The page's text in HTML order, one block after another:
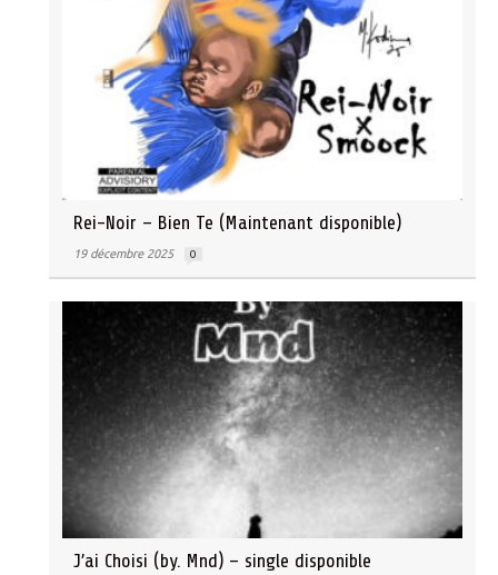
Rei-Noir – Bien Te (Maintenant disponible)
19 décembre 2025 0
J’ai Choisi (by. Mnd) – single disponible